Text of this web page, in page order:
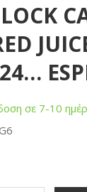
σε 7-10